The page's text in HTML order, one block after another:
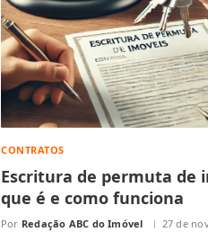
CONTRATOS
Escritura de permuta de
que é e como funciona
Por Redação ABC do Imóvel 27 de